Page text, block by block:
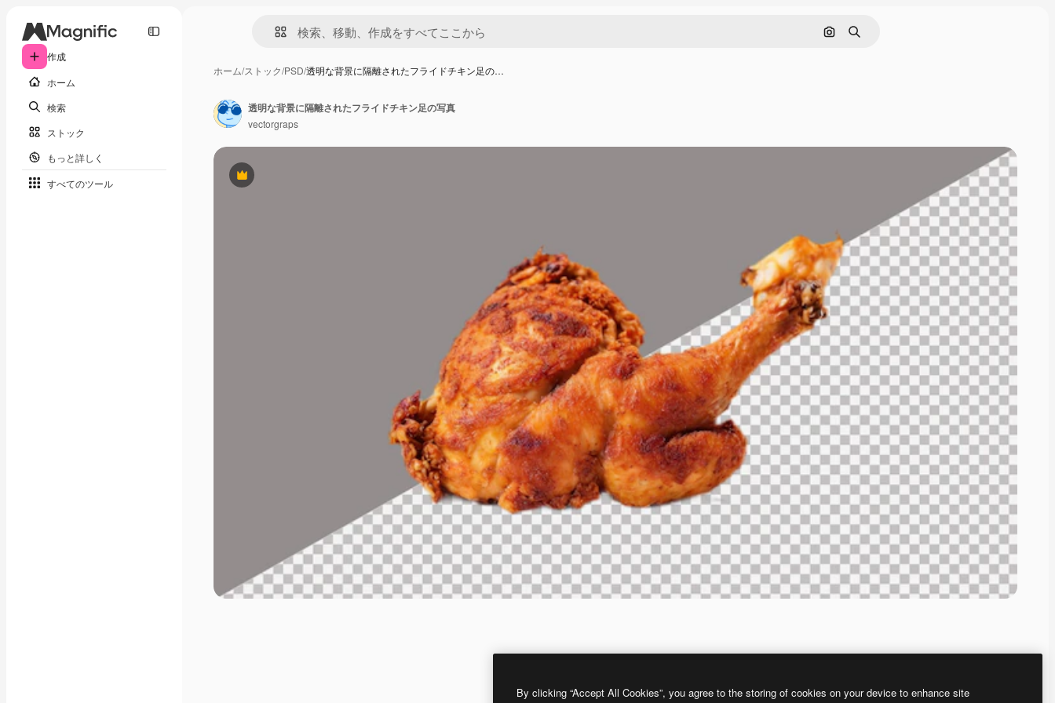
作成
ホーム
検索
ストック
もっと詳しく
すべてのツール
画像で検索
検索
ホーム/ストック/PSD/透明な背景に隔離されたフライドチキン足の…
Premium
透明な背景に隔離されたフライドチキン足の写真
vectorgraps
By clicking “Accept All Cookies”, you agree to the storing of cookies on your device to enhance site